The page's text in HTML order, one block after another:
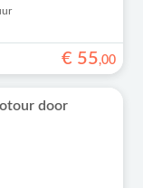
€ 55,00
door